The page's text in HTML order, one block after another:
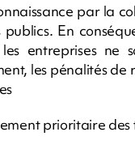
par la
publics. En
les entreprises
les pénalités
prioritaire